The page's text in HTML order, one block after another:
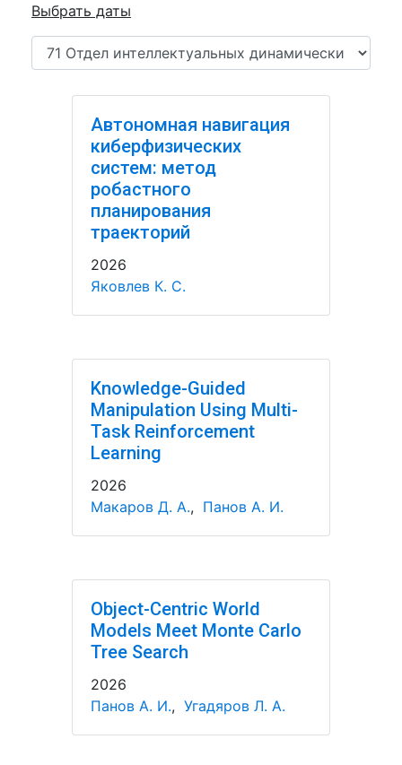
Выбрать даты
Автономная навигация
киберфизических
систем: метод
робастного
планирования
траекторий
2026
Яковлев К. С.
Knowledge-Guided
Manipulation Using Multi-
Task Reinforcement
Learning
2026
Макаров Д. А., Панов А. И.
Object-Centric World
Models Meet Monte Carlo
Tree Search
2026
Панов А. И., Угадяров Л. А.